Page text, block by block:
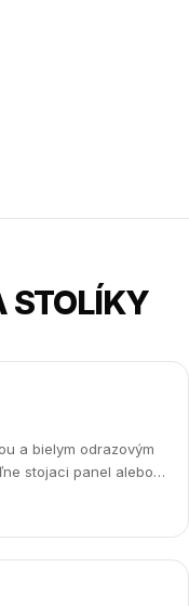
STOLÍKY
a bielym odrazovým
stojaci panel alebo